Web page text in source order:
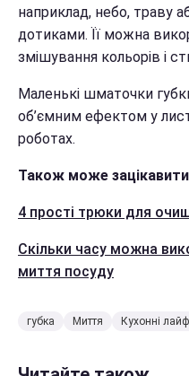
наприклад, небо, траву
дотиками. Її можна
змішування кольорів і
Маленькі шматочки
об’ємним ефектом у
роботах.
Також може
4 прості трюки для
Скільки часу можна
миття посуду
губка Миття Кухонні